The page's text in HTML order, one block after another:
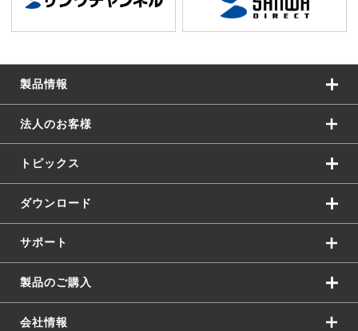
製品情報
法人のお客様
トピックス
ダウンロード
サポート
製品のご購入
会社情報